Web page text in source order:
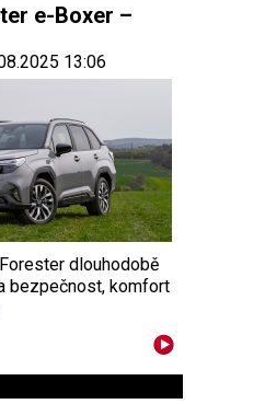
e-Boxer –
13:06
dlouhodobě
bezpečnost, komfort